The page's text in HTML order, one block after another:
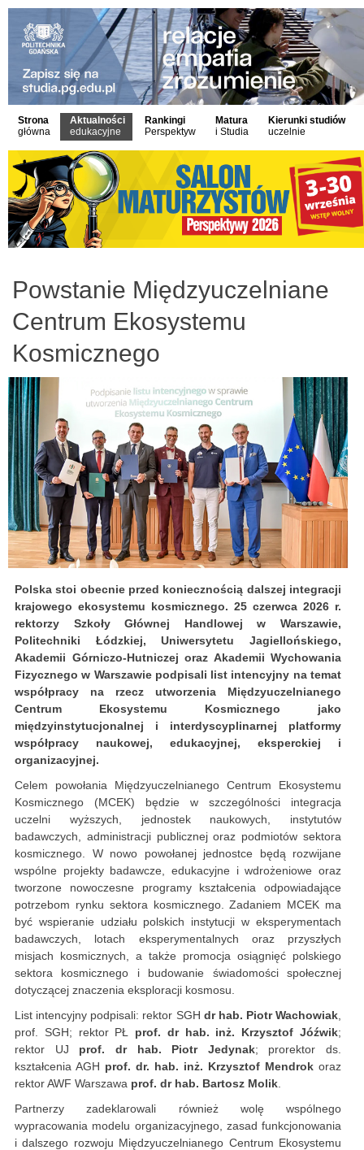
Strona
główna
Aktualności
edukacyjne
Rankingi
Perspektyw
Matura
i Studia
Kierunki studiów
uczelnie
Powstanie Międzyuczelniane
Centrum Ekosystemu
Kosmicznego
Polska stoi obecnie przed koniecznością dalszej integracji
krajowego ekosystemu kosmicznego. 25 czerwca 2026 r.
rektorzy Szkoły Głównej Handlowej w Warszawie,
Politechniki Łódzkiej, Uniwersytetu Jagiellońskiego,
Akademii Górniczo-Hutniczej oraz Akademii Wychowania
Fizycznego w Warszawie podpisali list intencyjny na temat
współpracy na rzecz utworzenia Międzyuczelnianego
Centrum Ekosystemu Kosmicznego jako
międzyinstytucjonalnej i interdyscyplinarnej platformy
współpracy naukowej, edukacyjnej, eksperckiej i
organizacyjnej.
Celem powołania Międzyuczelnianego Centrum Ekosystemu
Kosmicznego (MCEK) będzie w szczególności integracja
uczelni wyższych, jednostek naukowych, instytutów
badawczych, administracji publicznej oraz podmiotów sektora
kosmicznego. W nowo powołanej jednostce będą rozwijane
wspólne projekty badawcze, edukacyjne i wdrożeniowe oraz
tworzone nowoczesne programy kształcenia odpowiadające
potrzebom rynku sektora kosmicznego. Zadaniem MCEK ma
być wspieranie udziału polskich instytucji w eksperymentach
badawczych, lotach eksperymentalnych oraz przyszłych
misjach kosmicznych, a także promocja osiągnięć polskiego
sektora kosmicznego i budowanie świadomości społecznej
dotyczącej znaczenia eksploracji kosmosu.
List intencyjny podpisali: rektor SGH dr hab. Piotr Wachowiak
prof. SGH; rektor PŁ prof. dr hab. inż. Krzysztof Jóźwik;
rektor UJ prof. dr hab. Piotr Jedynak; prorektor ds.
kształcenia AGH prof. dr. hab. inż. Krzysztof Mendrok oraz
rektor AWF Warszawa prof. dr hab. Bartosz Molik
Partnerzy zadeklarowali również wolę wspólnego
wypracowania modelu organizacyjnego, zasad funkcjonowania
i dalszego rozwoju Międzyuczelnianego Centrum Ekosystemu